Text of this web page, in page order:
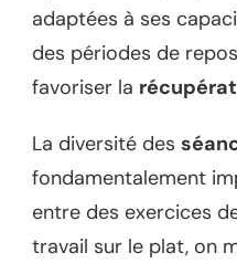
adaptées à ses
des périodes de
favoriser la
La diversité des
fondamentalement
entre des exercices
travail sur le plat, on